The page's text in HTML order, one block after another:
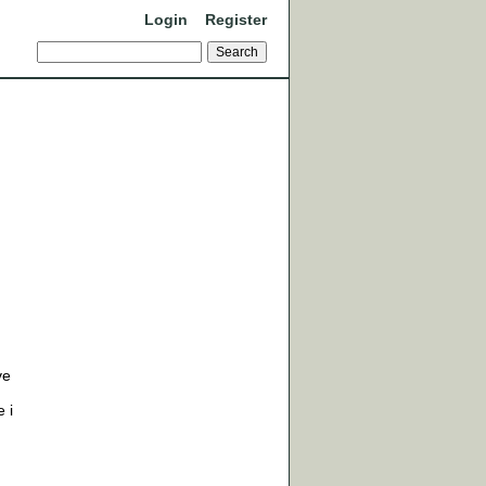
Login Register
i